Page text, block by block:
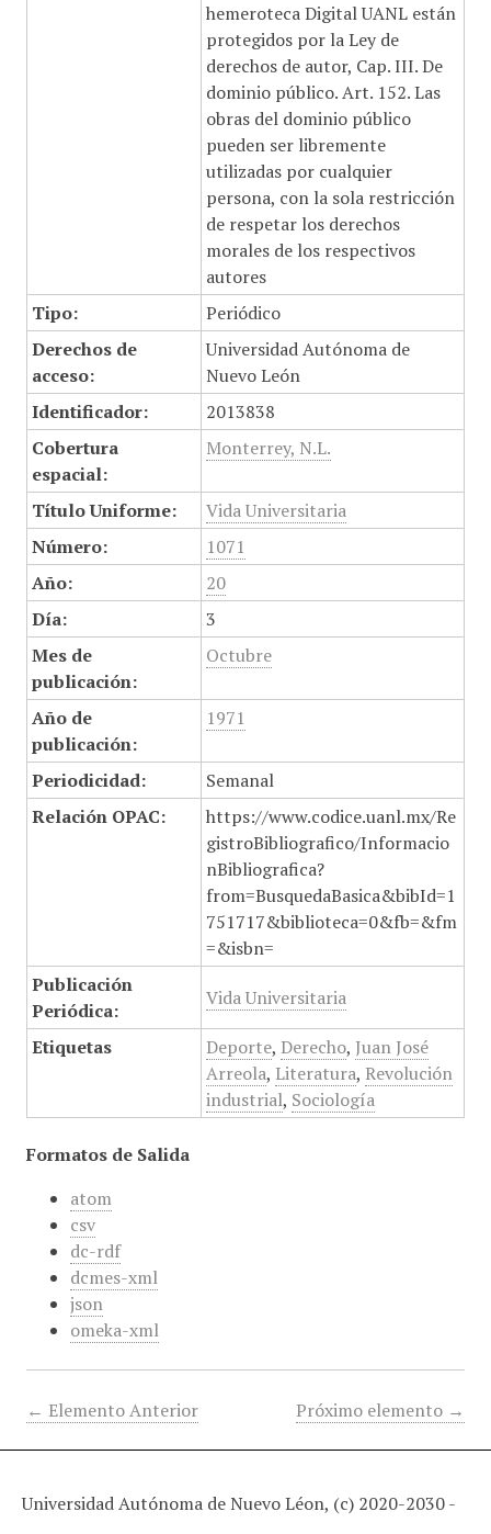
hemeroteca Digital UANL están
protegidos por la Ley de
derechos de autor, Cap. III. De
dominio público. Art. 152. Las
obras del dominio público
pueden ser libremente
utilizadas por cualquier
persona, con la sola restricción
de respetar los derechos
morales de los respectivos
autores
Tipo:
Periódico
Derechos de
acceso:
Universidad Autónoma de
Nuevo León
Identificador:
2013838
Cobertura
espacial:
Monterrey, N.L.
Título Uniforme:
Vida Universitaria
Número:
1071
Año:
20
Día:
3
Mes de
publicación:
Octubre
Año de
publicación:
1971
Periodicidad:
Semanal
Relación OPAC:
https://www.codice.uanl.mx/Re
gistroBibliografico/Informacio
nBibliografica?
from=BusquedaBasica&bibId=1
751717&biblioteca=0&fb=&fm
=&isbn=
Publicación
Periódica:
Vida Universitaria
Etiquetas Deporte, Derecho, Juan José
Arreola, Literatura, Revolución
industrial, Sociología
Formatos de Salida
atom
csv
dc-rdf
dcmes-xml
json
omeka-xml
← Elemento Anterior Próximo elemento →
Universidad Autónoma de Nuevo Léon, (c) 2020-2030 -